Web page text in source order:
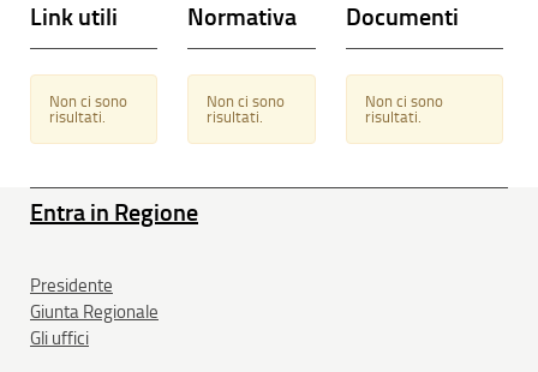
Link utili
Non ci sono
risultati.
Normativa
Non ci sono
risultati.
Documenti
Non ci sono
risultati.
Entra in Regione
Presidente
Giunta Regionale
Gli uffici